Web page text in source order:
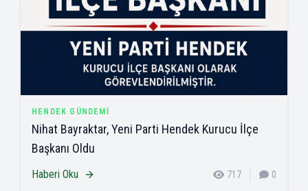
HENDEK GÜNDEMI
Nihat Bayraktar, Yeni Parti Hendek Kurucu İlçe
Başkanı Oldu
Haberi Oku 717 0